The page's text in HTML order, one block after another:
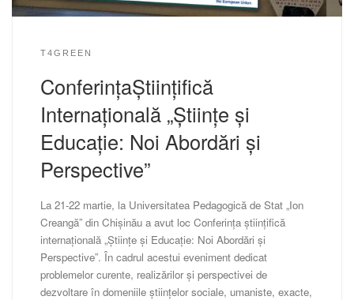
T4GREEN
ConferințaȘtiințifică
Internațională „Științe și
Educație: Noi Abordări și
Perspective”
La 21-22 martie, la Universitatea Pedagogică de Stat „Ion
Creangă” din Chișinău a avut loc Conferința științifică
internațională „Științe și Educație: Noi Abordări și
Perspective”. În cadrul acestui eveniment dedicat
problemelor curente, realizărilor și perspectivei de
dezvoltare în domeniile științelor sociale, umaniste, exacte,